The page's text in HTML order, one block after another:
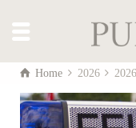
Home 2026